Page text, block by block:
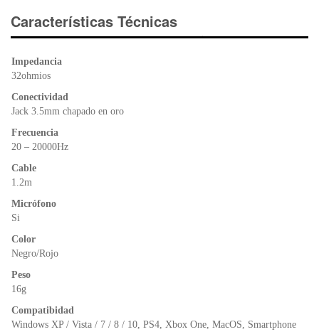
e
b
er s
A
ri
e
Características Técnicas
Impedancia
32ohmios
Conectividad
Jack 3.5mm chapado en oro
Frecuencia
20 – 20000Hz
Cable
1.2m
Micrófono
Si
Color
Negro/Rojo
Peso
16g
Compatibidad
Windows XP / Vista / 7 / 8 / 10, PS4, Xbox One, MacOS, Smartphone